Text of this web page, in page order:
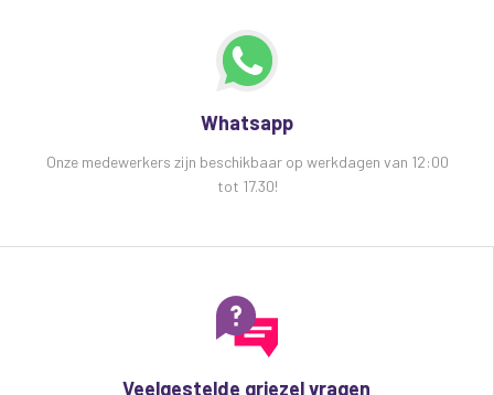
Whatsapp
Onze medewerkers zijn beschikbaar op werkdagen van 12:00
tot 17.30!
Veelgestelde griezel vragen